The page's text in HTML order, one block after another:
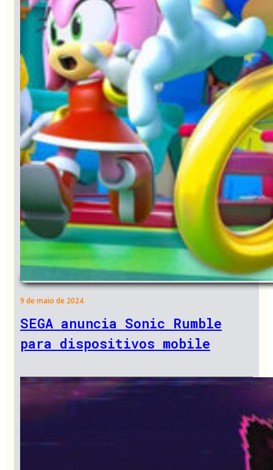
9 de maio de 2024
SEGA anuncia Sonic Rumble
para dispositivos mobile